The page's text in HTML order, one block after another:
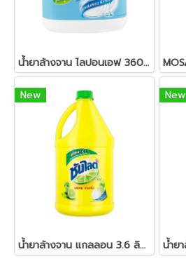
น้ำยาล้างจาน ไลปอนเอฟ 3600 มล.
New
น้ำยาล้างจาน แกลลอน 3.6 ลิตร ซันไลต์
New